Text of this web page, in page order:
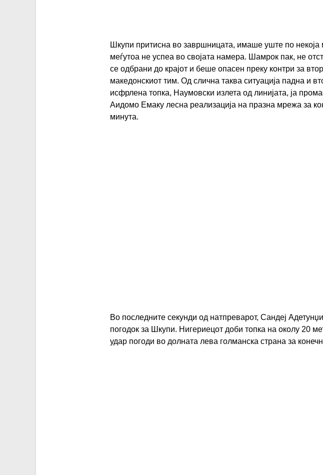
Шкупи притисна во завршницата, имаше уште по некоја
меѓутоа не успеа во својата намера. Шамрок пак, не
се одбрани до крајот и беше опасен преку контри за
македонскиот тим. Од слична таква ситуација падна и
исфрлена топка, Наумовски излета од линијата, ја
Аидомо Емаку лесна реализација на празна мрежа за
минута.
Во последните секунди од натпреварот, Сандеј
погодок за Шкупи. Нигериецот доби топка на околу 20
удар погоди во долната лева голманска страна за